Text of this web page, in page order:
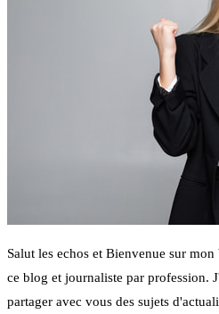
Salut les echos et Bienvenue sur
ce blog et journaliste par profession.
partager avec vous des sujets